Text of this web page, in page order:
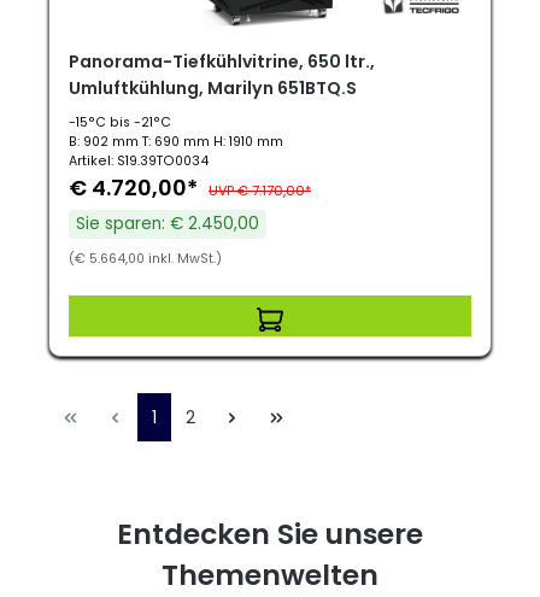
Panorama-Tiefkühlvitrine, 650 ltr.,
Umluftkühlung, Marilyn 651BTQ.S
-15°C bis -21°C
B: 902 mm T: 690 mm H: 1910 mm
Artikel: S19.39TO0034
€ 4.720,00* UVP € 7.170,00*
Sie sparen: € 2.450,00
(€ 5.664,00 inkl. MwSt.)
1 2
Entdecken Sie unsere
Themenwelten